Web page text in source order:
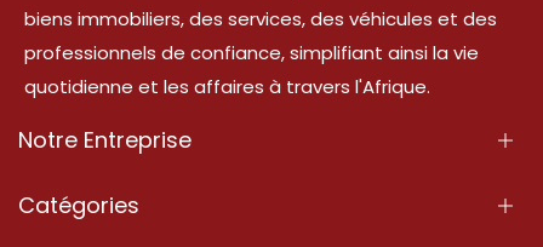
biens immobiliers, des services, des véhicules et des
professionnels de confiance, simplifiant ainsi la vie
quotidienne et les affaires à travers l'Afrique.
Notre Entreprise
À Propos
Catégories